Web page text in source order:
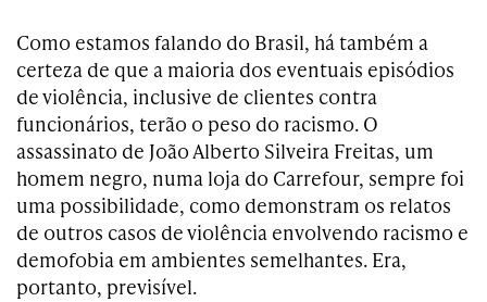
Como estamos falando do Brasil, há também a
certeza de que a maioria dos eventuais episódios
de violência, inclusive de clientes contra
funcionários, terão o peso do racismo. O
assassinato de João Alberto Silveira Freitas, um
homem negro, numa loja do Carrefour, sempre foi
uma possibilidade, como demonstram os relatos
de outros casos de violência envolvendo racismo e
demofobia em ambientes semelhantes. Era,
portanto, previsível.